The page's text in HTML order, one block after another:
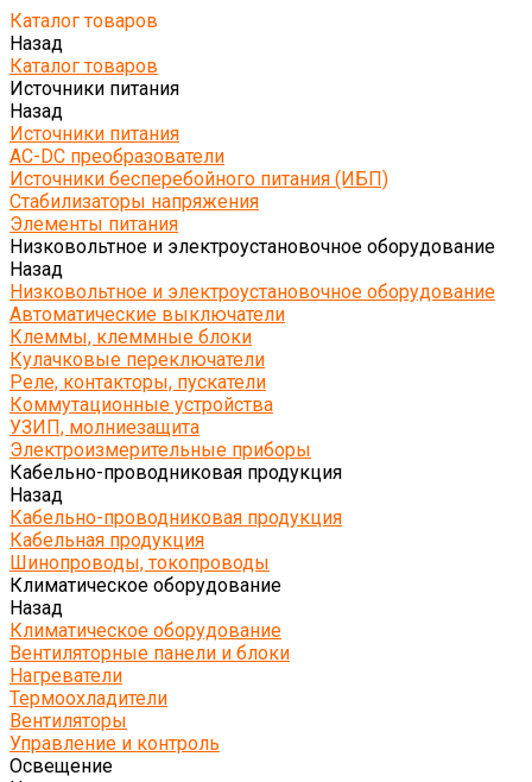
Каталог товаров
Назад
Каталог товаров
Источники питания
Назад
Источники питания
AC-DC преобразователи
Источники бесперебойного питания (ИБП)
Стабилизаторы напряжения
Элементы питания
Низковольтное и электроустановочное оборудование
Назад
Низковольтное и электроустановочное оборудование
Автоматические выключатели
Клеммы, клеммные блоки
Кулачковые переключатели
Реле, контакторы, пускатели
Коммутационные устройства
УЗИП, молниезащита
Электроизмерительные приборы
Кабельно-проводниковая продукция
Назад
Кабельно-проводниковая продукция
Кабельная продукция
Шинопроводы, токопроводы
Климатическое оборудование
Назад
Климатическое оборудование
Вентиляторные панели и блоки
Нагреватели
Термоохладители
Вентиляторы
Управление и контроль
Освещение